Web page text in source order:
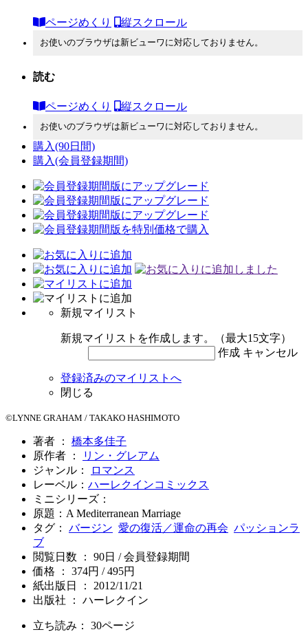
ページめくり 縦スクロール
お使いのブラウザは新ビューワに対応しておりません。
読む
ページめくり 縦スクロール
お使いのブラウザは新ビューワに対応しておりません。
購入(90日間)
購入(会員登録期間)
新規マイリスト
新規マイリストを作成します。（最大15文字）
作成 キャンセル
登録済みのマイリストへ
閉じる
©LYNNE GRAHAM / TAKAKO HASHIMOTO
著者 ： 橋本多佳子
原作者 ：
リン・グレアム
ジャンル：
ロマンス
レーベル： ハーレクインコミックス
ミニシリーズ：
原題：A Mediterranean Marriage
タグ： バージン 愛の復活／運命の再会 パッションラ
ブ
閲覧日数 ： 90日 / 会員登録期間
価格 ： 374円 / 495円
紙出版日 ： 2012/11/21
出版社 ： ハーレクイン
立ち読み： 30ページ